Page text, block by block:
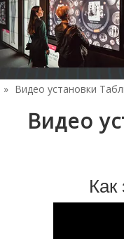
» Видео установки
Видео
Как